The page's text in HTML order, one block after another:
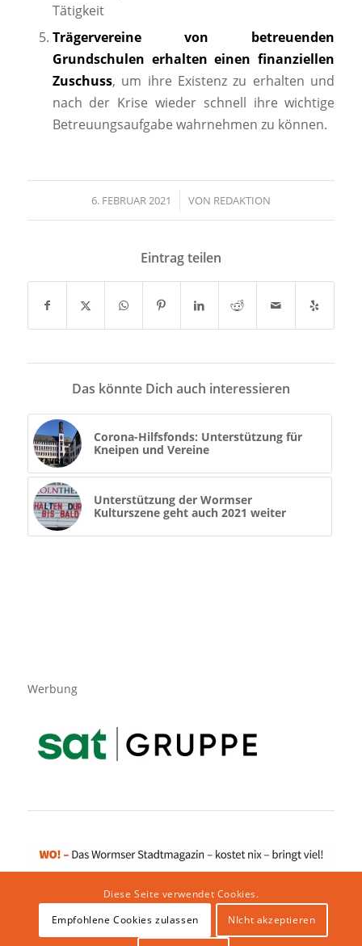
Tätigkeit
Trägervereine von betreuenden
Grundschulen erhalten einen finanziellen
Zuschuss, um ihre Existenz zu erhalten und
nach der Krise wieder schnell ihre wichtige
Betreuungsaufgabe wahrnehmen zu können.
6. FEBRUAR 2021
/ VON REDAKTION
Eintrag teilen
Das könnte Dich auch interessieren
Corona-Hilfsfonds: Unterstützung für
Kneipen und Vereine
Unterstützung der Wormser
Kulturszene geht auch 2021 weiter
Werbung
Impressum|Datenschutzerklärung|Website von klicklabor.de|
Diese Seite verwendet Cookies.
Empfohlene Cookies zulassen
NIcht akzeptieren